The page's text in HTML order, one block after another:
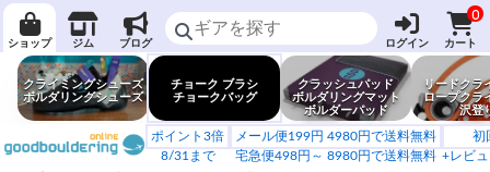
ショップ ジム ブログ ログイン
0
カート
クライミングシューズ
ボルダリングシューズ
チョーク ブラシ
チョークバッグ
クラッシュパッド
ボルダリングマット
ボルダーパッド
リードクラ
ロープクラ
沢登
ポイント3倍
8/31まで
メール便199円 4980円で送料無料
宅急便498円～ 8980円で送料無料
初
+レビ